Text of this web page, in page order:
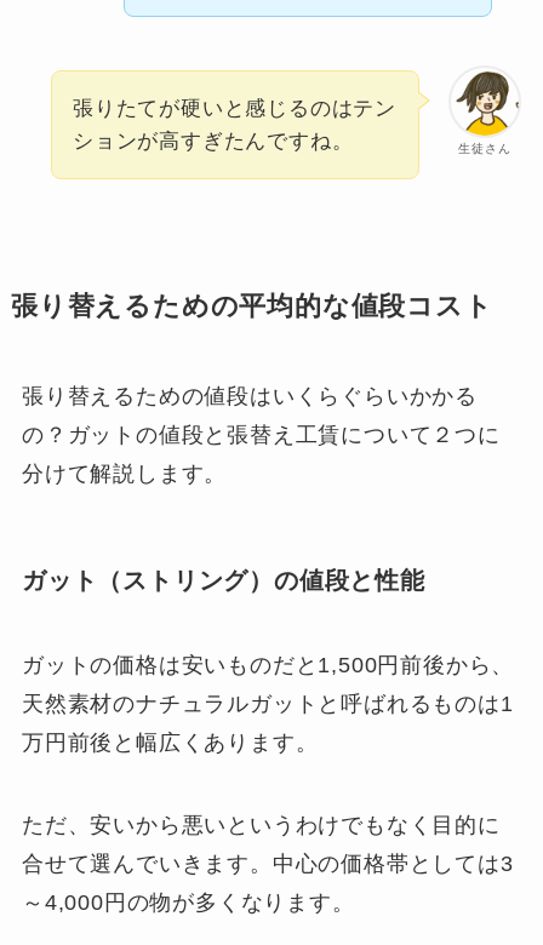
生徒さん
張りたてが硬いと感じるのはテン
ションが高すぎたんですね。
張り替えるための平均的な値段コスト
張り替えるための値段はいくらぐらいかかる
の？ガットの値段と張替え工賃について２つに
分けて解説します。
ガット（ストリング）の値段と性能
ガットの価格は安いものだと1,500円前後から、
天然素材のナチュラルガットと呼ばれるものは1
万円前後と幅広くあります。
ただ、安いから悪いというわけでもなく目的に
合せて選んでいきます。中心の価格帯としては3
～4,000円の物が多くなります。